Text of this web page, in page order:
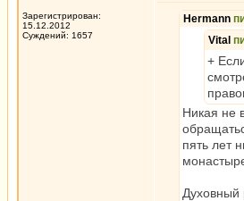
Зарегистрирован:
15.12.2012
Суждений: 1657
Hermann
Vital
+
Никая не
пять лет
Духовный